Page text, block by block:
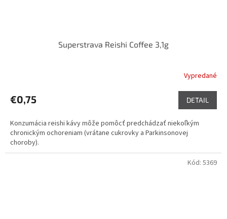
Superstrava Reishi Coffee 3,1g
produktu
je
z
5
hviezdičiek.
Vypredané
€0,75 DETAIL
Konzumácia reishi kávy môže pomôcť predchádzať niekoľkým
chronickým ochoreniam (vrátane cukrovky a Parkinsonovej
choroby).
Kód: 5369